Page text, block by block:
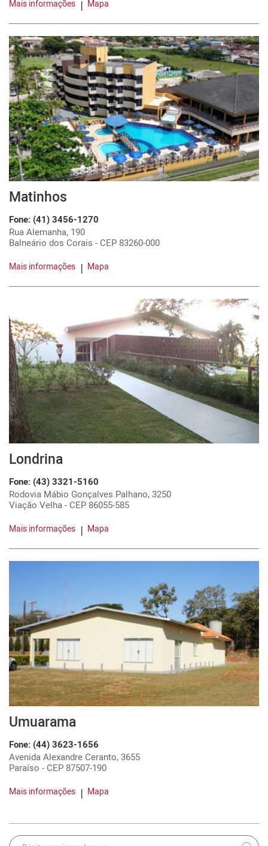
Mais informações Mapa
Matinhos
Fone: (41) 3456-1270
Rua Alemanha, 190
Balneário dos Corais - CEP 83260-000
Mais informações Mapa
Londrina
Fone: (43) 3321-5160
Rodovia Mábio Gonçalves Palhano, 3250
Viação Velha - CEP 86055-585
Mais informações Mapa
Umuarama
Fone: (44) 3623-1656
Avenida Alexandre Ceranto, 3655
Paraíso - CEP 87507-190
Mais informações Mapa